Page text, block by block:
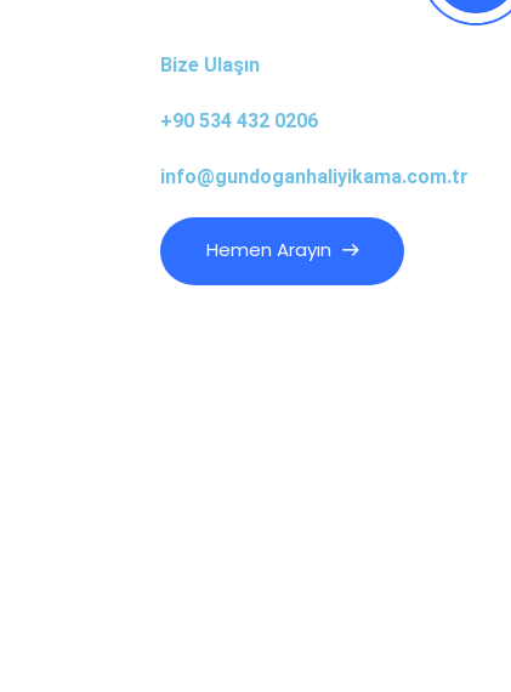
Bize Ulaşın
+90 534 432 0206
info@gundoganhaliyikama.com.tr
Hemen Arayın